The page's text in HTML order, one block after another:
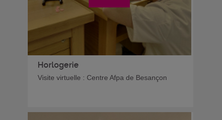
Horlogerie
Visite virtuelle : Centre Afpa de Besançon